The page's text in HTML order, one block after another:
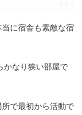
に宿舎も素敵な宿
かなり狭い部屋で
で最初から活動で